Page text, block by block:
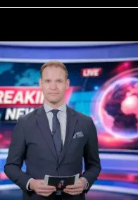
forståelse af ansvar,